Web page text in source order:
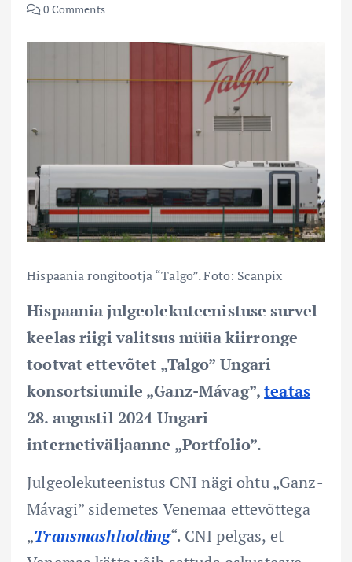
0 Comments
Hispaania rongitootja “Talgo”. Foto: Scanpix
Hispaania julgeolekuteenistuse survel
keelas riigi valitsus müüa kiirronge
tootvat ettevõtet „Talgo” Ungari
konsortsiumile „Ganz-Mávag”,teatas
28. augustil 2024 Ungari
internetiväljaanne „Portfolio”.
Julgeolekuteenistus CNI nägi ohtu „Ganz-
Mávagi” sidemetes Venemaa ettevõttega
„Transmashholding“. CNI pelgas, et